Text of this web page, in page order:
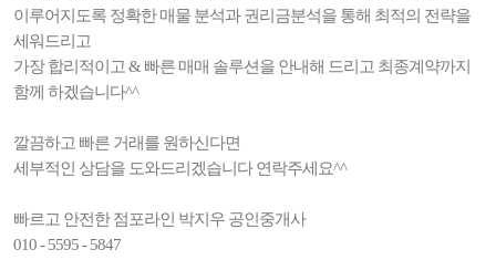
이루어지도록 정확한 매물 분석과 권리금분석을 통해 최적의 전략을
세워드리고
가장 합리적이고 & 빠른 매매 솔루션을 안내해 드리고 최종계약까지
함께 하겠습니다^^
깔끔하고 빠른 거래를 원하신다면
세부적인 상담을 도와드리겠습니다 연락주세요^^
빠르고 안전한 점포라인 박지우 공인중개사
010 - 5595 - 5847